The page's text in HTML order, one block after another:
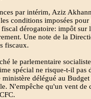
par intérim, Aziz
conditions imposées
dérogatoire: impôt sur
Une note de la
fiscaux.
le parlementaire
spécial ne risque-t-il pas
délégué au
N'empêche qu'un vent de